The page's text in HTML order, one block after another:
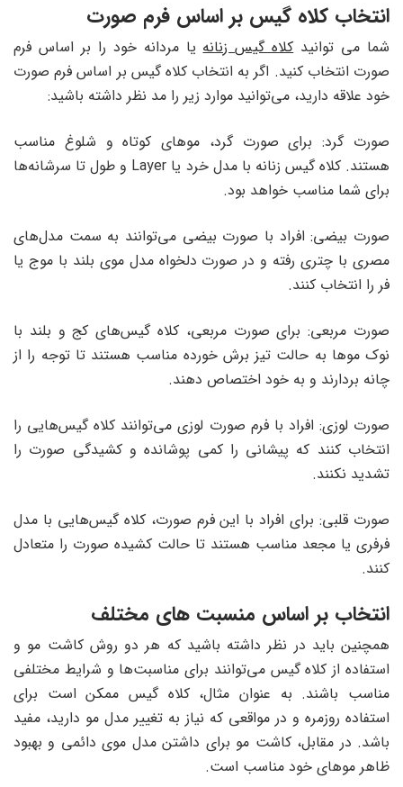
انتخاب کلاه گیس بر اساس فرم صورت
شما می توانیدکلاه گیس زنانهیا مردانه خود را بر اساس فرم
صورت انتخاب کنید. اگر به انتخاب کلاه گیس بر اساس فرم صورت
خود علاقه دارید، می‌توانید موارد زیر را مد نظر داشته باشید:
صورت گرد: برای صورت گرد، موهای کوتاه و شلوغ مناسب
هستند. کلاه گیس زنانه با مدل خرد یا Layer و طول تا سرشانه‌ها
برای شما مناسب خواهد بود.
صورت بیضی: افراد با صورت بیضی می‌توانند به سمت مدل‌های
مصری با چتری رفته و در صورت دلخواه مدل موی بلند با موج یا
فر را انتخاب کنند.
صورت مربعی: برای صورت مربعی، کلاه گیس‌های کج و بلند با
نوک موها به حالت تیز برش خورده مناسب هستند تا توجه را از
چانه بردارند و به خود اختصاص دهند.
صورت لوزی: افراد با فرم صورت لوزی می‌توانند کلاه گیس‌هایی را
انتخاب کنند که پیشانی را کمی پوشانده و کشیدگی صورت را
تشدید نکنند.
صورت قلبی: برای افراد با این فرم صورت، کلاه گیس‌هایی با مدل
فرفری یا مجعد مناسب هستند تا حالت کشیده صورت را متعادل
کنند.
انتخاب بر اساس منسبت‌ های مختلف
همچنین باید در نظر داشته باشید که هر دو روش کاشت مو و
استفاده از کلاه گیس می‌توانند برای مناسبت‌ها و شرایط مختلفی
مناسب باشند. به عنوان مثال، کلاه گیس ممکن است برای
استفاده روزمره و در مواقعی که نیاز به تغییر مدل مو دارید، مفید
باشد. در مقابل، کاشت مو برای داشتن مدل موی دائمی و بهبود
ظاهر موهای خود مناسب است.